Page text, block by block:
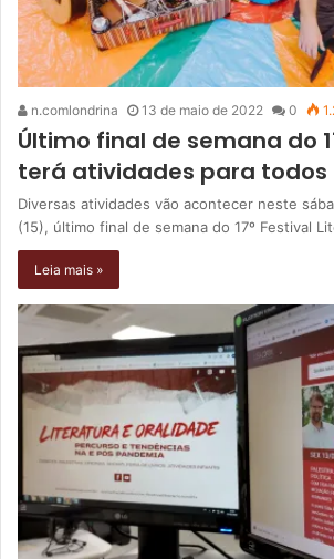
n.comlondrina 13 de maio de 2022 0
Último final de semana do
terá atividades para todos
Diversas atividades vão acontecer neste
(15), último final de semana do 17º Festival
Leia mais »